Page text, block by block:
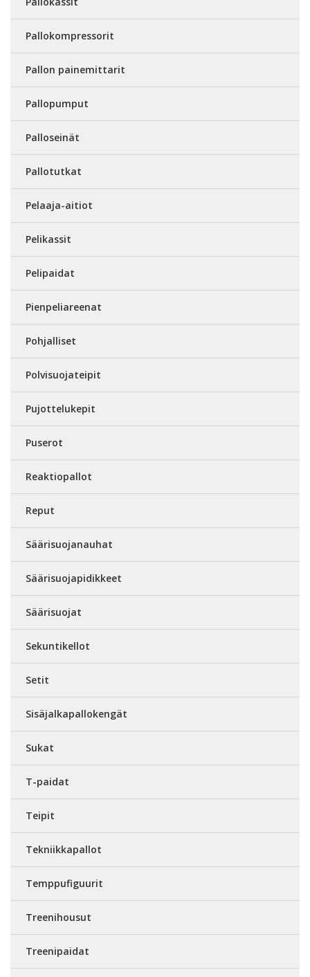
Pallokompressorit
Pallon painemittarit
Pallopumput
Palloseinät
Pallotutkat
Pelaaja-aitiot
Pelikassit
Pelipaidat
Pienpeliareenat
Pohjalliset
Polvisuojateipit
Pujottelukepit
Puserot
Reaktiopallot
Reput
Säärisuojanauhat
Säärisuojapidikkeet
Säärisuojat
Sekuntikellot
Setit
Sisäjalkapallokengät
Sukat
T-paidat
Teipit
Tekniikkapallot
Temppufiguurit
Treenihousut
Treenipaidat